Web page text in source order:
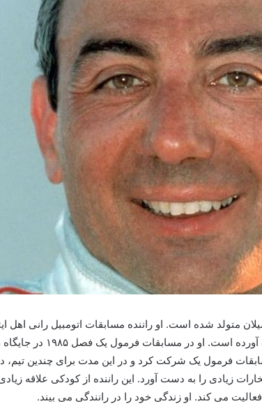
در بیست و سوم دسامبر ۱۹۵۶ در میلان متولد شده است. او راننده مسابقات اتومبیل ‌رانی اهل
بوده و در این زمینه تجربه بسیار زیادی را به دست آورده است. او در مسابقات
آلبورتو از فصل ۱۹۸۱ تا ۱۹۹۴ در مسابقات فرمول یک شرکت کرد و در این مدت برای چندین
زیادی را به دست آورد. این راننده از کودکی علاقه
می کند. او زندگی خود را در رانندگی می بیند.